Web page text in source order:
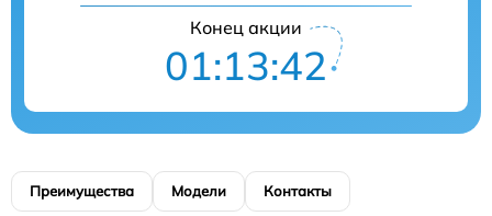
Конец акции
01:13:42
Преимущества Модели Контакты